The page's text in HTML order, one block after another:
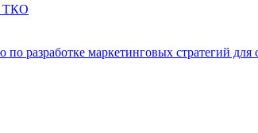
ТКО
разработке маркетинговых стратегий